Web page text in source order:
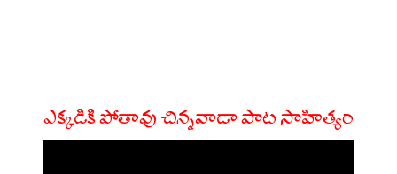
ఎక్కడికి పోతావు చిన్నవాడా పాట సాహిత్యం